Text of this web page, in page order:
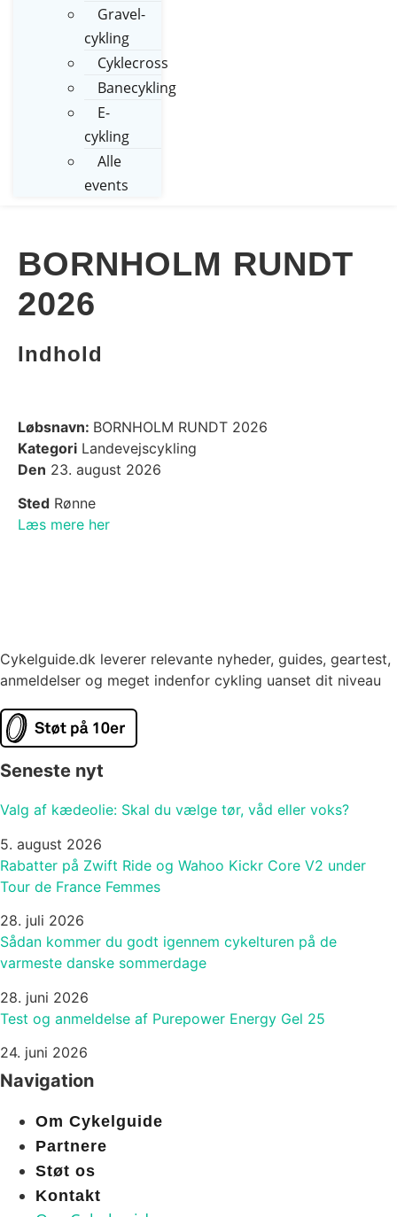
Gravel-
cykling
Cyklecross
Banecykling
E-
cykling
Alle
events
BORNHOLM RUNDT
2026
Indhold
Løbsnavn: BORNHOLM RUNDT 2026
Kategori Landevejscykling
Den 23. august 2026
Sted Rønne
Læs mere her
Cykelguide.dk leverer relevante nyheder, guides, geartest,
anmeldelser og meget indenfor cykling uanset dit niveau
Seneste nyt
Valg af kædeolie: Skal du vælge tør, våd eller voks?
5. august 2026
Rabatter på Zwift Ride og Wahoo Kickr Core V2 under
Tour de France Femmes
28. juli 2026
Sådan kommer du godt igennem cykelturen på de
varmeste danske sommerdage
28. juni 2026
Test og anmeldelse af Purepower Energy Gel 25
24. juni 2026
Navigation
Om Cykelguide
Partnere
Støt os
Kontakt